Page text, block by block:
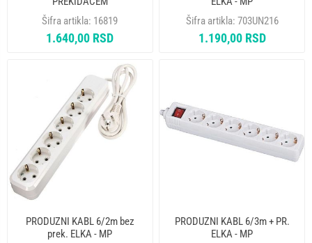
Šifra artikla: 16819
1.640,00 RSD
Šifra artikla: 703UN216
1.190,00 RSD
PRODUZNI KABL 6/2m bez
prek. ELKA - MP
PRODUZNI KABL 6/3m + PR.
ELKA - MP